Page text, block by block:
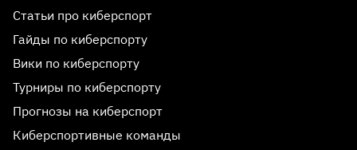
Статьи про киберспорт
Гайды по киберспорту
Вики по киберспорту
Турниры по киберспорту
Прогнозы на киберспорт
Киберспортивные команды